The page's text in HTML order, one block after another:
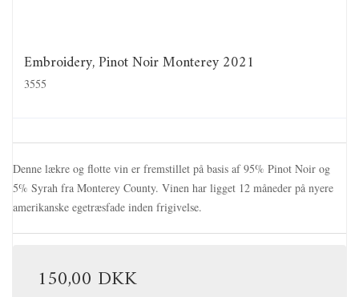
Embroidery, Pinot Noir Monterey 2021
3555
Denne lækre og flotte vin er fremstillet på basis af 95% Pinot Noir og
5% Syrah fra Monterey County. Vinen har ligget 12 måneder på nyere
amerikanske egetræsfade inden frigivelse.
150,00 DKK